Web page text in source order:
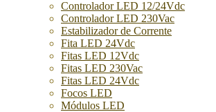
Controlador LED 12/24Vdc
Controlador LED 230Vac
Estabilizador de Corrente
Fita LED 24Vdc
Fitas LED 12Vdc
Fitas LED 230Vac
Fitas LED 24Vdc
Focos LED
Módulos LED